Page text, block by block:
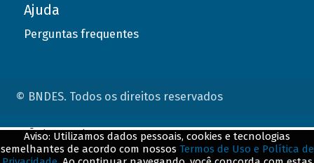
Ajuda
Perguntas frequentes
© BNDES. Todos os direitos reservados
Aviso: Utilizamos dados pessoais, cookies e tecnologias
semelhantes de acordo com nossos Termos de Uso e Política de
ConteÃºdo complementar
${title}${badge}